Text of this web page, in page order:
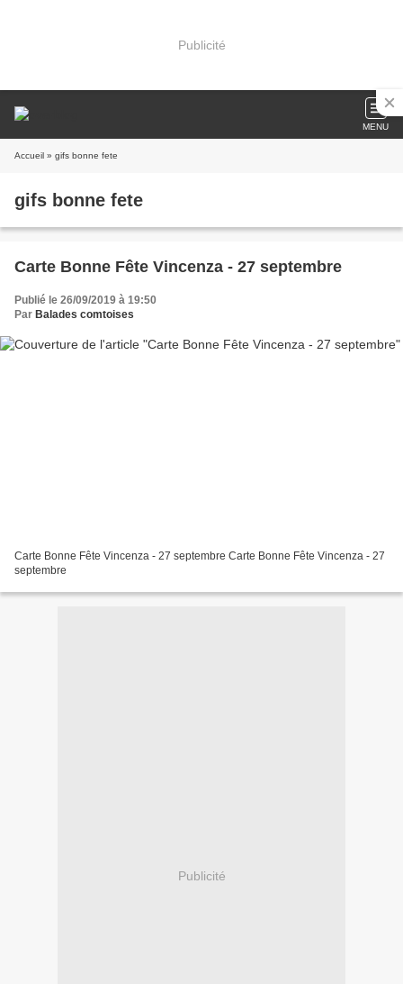
Publicité
MENU
Accueil » gifs bonne fete
gifs bonne fete
Carte Bonne Fête Vincenza - 27 septembre
Publié le 26/09/2019 à 19:50
Par Balades comtoises
Carte Bonne Fête Vincenza - 27 septembre Carte Bonne Fête Vincenza - 27
septembre
Publicité